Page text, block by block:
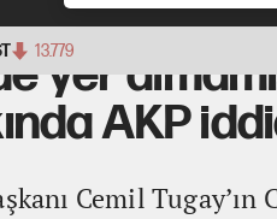
13.779
yer
AKP
Cemil Tugay’ın